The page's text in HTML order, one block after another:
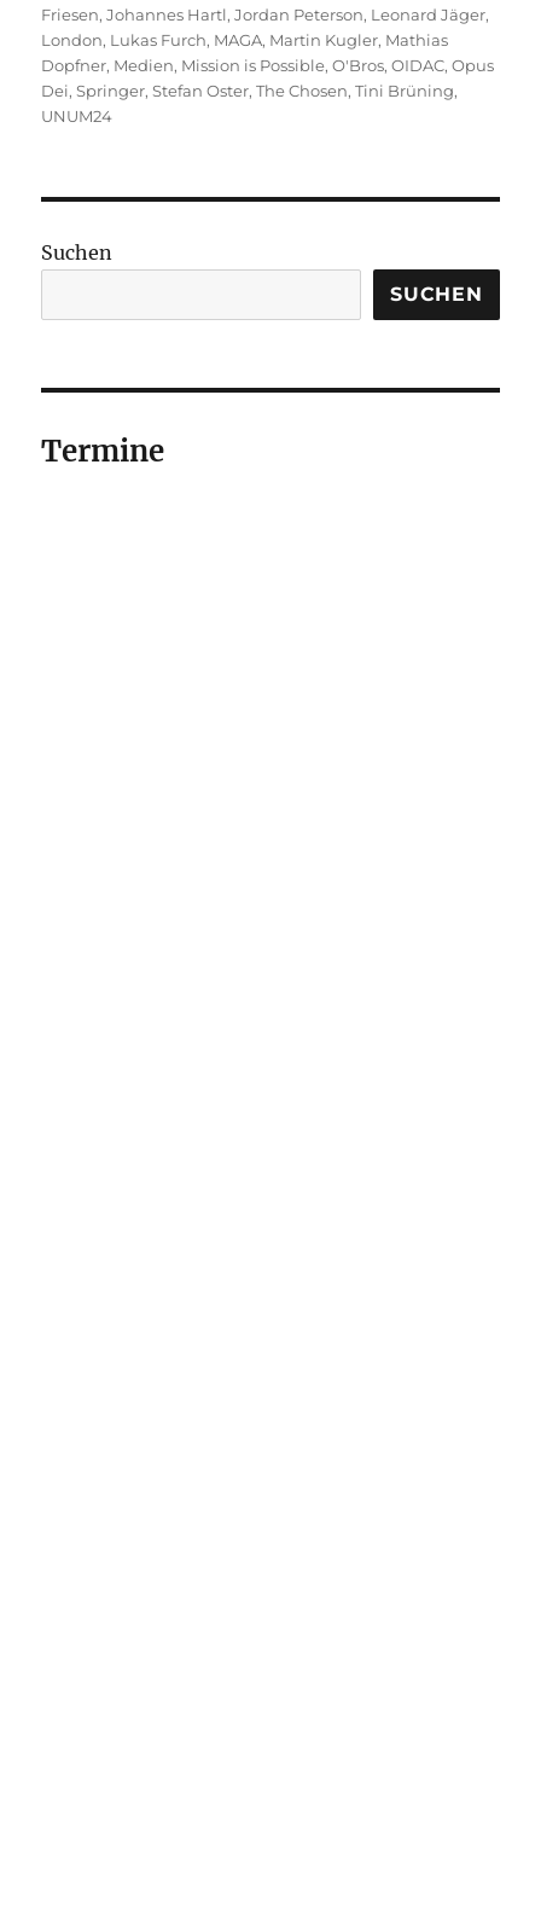
Friesen,Johannes Hartl,Jordan Peterson, Leonard Jäger,
London, Lukas Furch, MAGA, Martin Kugler, Mathias
Dopfner, Medien, Mission is Possible,O'Bros,OIDAC,Opus
Dei,Springer,Stefan Oster,The Chosen,Tini Brüning,
UNUM24
Suchen
SUCHEN
Termine